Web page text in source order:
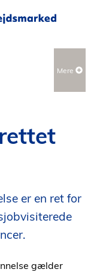
Mere
er en ret for
gælder